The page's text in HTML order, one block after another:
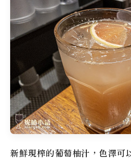
新鮮現榨的葡萄柚汁，色澤可